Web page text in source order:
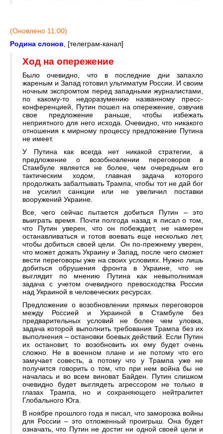
(Оновлено 11:00)
Родина слонов, [телеграм-канал]
Ход на опережение
Было очевидно, что в последние дни запахло
жареным и Запад готовил ультиматум России. И своим
ночным экспромтом перед западными журналистами,
по какому-то недоразумению названному пресс-
конференцией, Путин пошел на опережение, озвучив
свое предложение раньше, чтобы избежать
неприятного для него исхода. Очевидно, что никакого
отношения к мирному процессу предложение Путина
не имеет.
У Путина как всегда нет никакой стратегии, а
предложение о возобновлении переговоров в
Стамбуле является не более, чем очередным его
тактическим ходом, главная задача которого
продолжать забалтывать Трампа, чтобы тот не дай бог
не усилил санкции или не увеличил поставки
вооружений Украине.
Все, чего сейчас пытается добиться Путин – это
выиграть время. Почти полгода назад я писал о том,
что Путин уверен, что он побеждает, не намерен
останавливаться и готов воевать еще несколько лет,
чтобы добиться своей цели. Он по-прежнему уверен,
что может дожать Украину и Запад, после чего сможет
вести переговоры уже на своих условиях. Нужно лишь
добиться обрушения фронта в Украине, что не
выглядит по мнению Путина как невыполнимая
задача с учетом очевидного превосходства России
над Украиной в человеческих ресурсах.
Предложение о возобновлении прямых переговоров
между Россией и Украиной в Стамбуле без
предварительных условий не более чем уловка,
задача которой выполнить требования Трампа без их
выполнения – остановки боевых действий. Если Путин
их остановит, то возобновить их ему будет очень
сложно. Не в военном плане и не потому что его
замучает совесть, а потому что у Трампа уже не
получится говорить о том, что при нем война бы не
началась и во всем виноват Байден. Путин слишком
очевидно будет выглядеть агрессором не только в
глазах Трампа, но и сохраняющего нейтралитет
Глобального Юга.
В ноябре прошлого года я писал, что заморозка войны
для России – это отложенный проигрыш. Она будет
означать, что Путин не достиг ни одной своей цели и